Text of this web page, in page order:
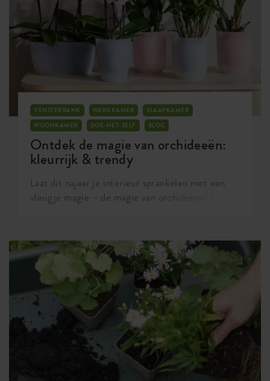
VENSTERBANK WERKKAMER
SLAAPKAMER
WOONKAMER
DOE-HET-ZELF BLOG
Ontdek de magie van orchideeën:
kleurrijk & trendy
Laat dit najaar je interieur sprankelen met een
vleugje magie – de magie van orchideeën! In
kleurenpallet en het gebruik van natuurlijke
materialen. Denk niet alleen aan gekleurde
muren, meubels en accessoires. Ook bloemen en
planten voegen kleur toe aan huis. Het is tijd om
je groene urban jungle om te toveren naar een
exotisch bloemenparadijs door orchideeën toe te
voegen aan jouw plantencollectie. De orchidee is
namelijk dé ster van dit seizoen. En raad eens?
We hebben de ultieme orchideeëntips voor je